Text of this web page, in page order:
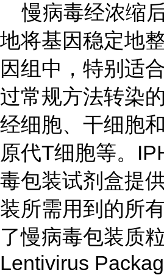
慢病毒经浓缩
地将基因稳定地
因组中，特别适
过常规方法转染
经细胞、干细胞
原代T细胞等。
毒包装试剂盒提
装所需用到的所
了慢病毒包装质
Lentivirus